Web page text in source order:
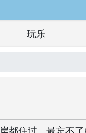
玩乐